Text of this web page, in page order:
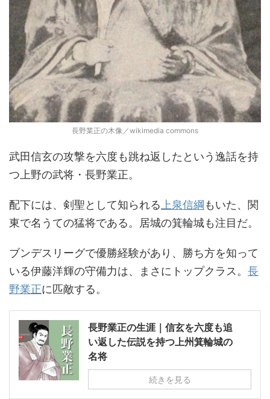
長野業正の木像／wikimedia commons
武田信玄の攻撃を六度も跳ね返したという逸話を持
つ上野の武将・長野業正。
配下には、剣聖として知られる上泉信綱 もいた、関
東で名うての猛将である。居城の箕輪城も注目だ。
ブンデスリーグで優勝経験があり、勝ち方を知って
いる伊藤洋輝の守備力は、まさにトップクラス。 長
野業正に匹敵する。
長野業正の生涯｜信玄を六度も追
い返した伝説を持つ上州箕輪城の
名将
続きを見る